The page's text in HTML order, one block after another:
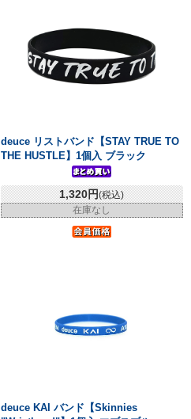
deuce リストバンド【STAY TRUE TO
THE HUSTLE】1個入 ブラック
1,320円(税込)
在庫なし
deuce KAI バンド【Skinnies